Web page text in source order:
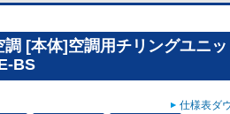
[本体]空調用チリングユニ
BS
仕様表ダ